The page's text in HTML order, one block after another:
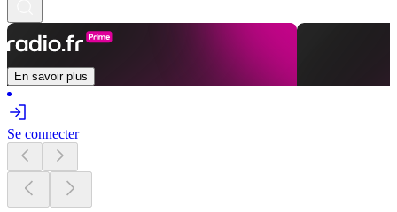
En savoir plus
Se connecter